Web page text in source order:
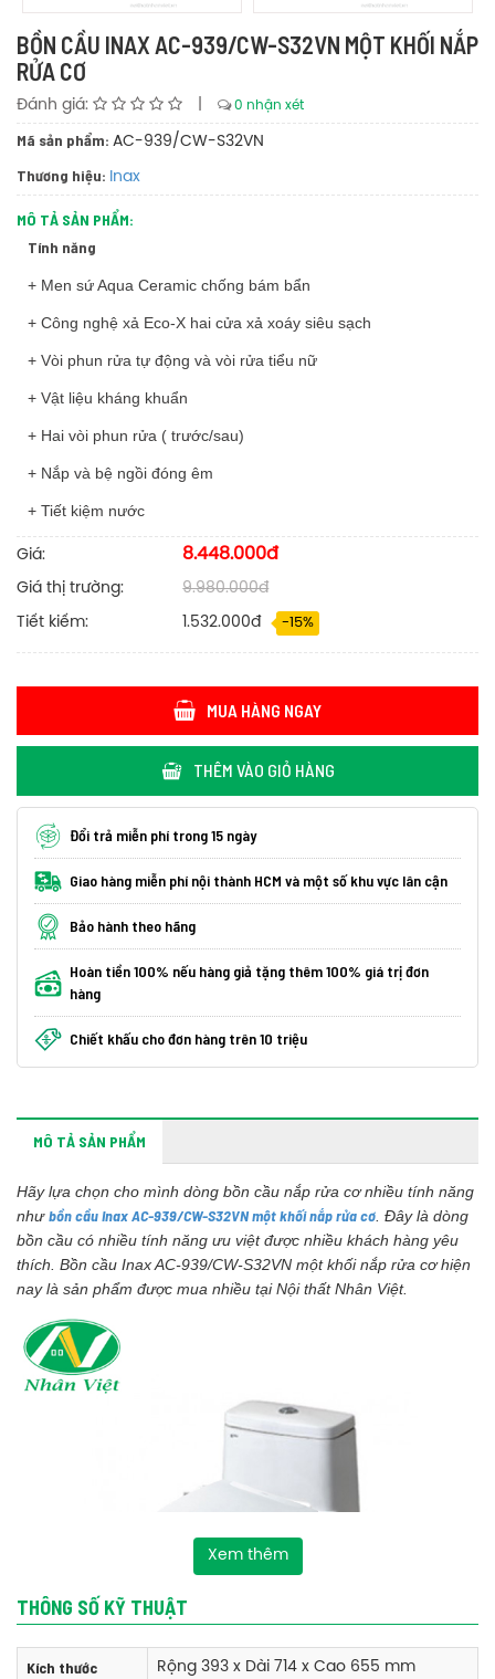
BỒN CẦU INAX AC-939/CW-S32VN MỘT KHỐI NẮP
RỬA CƠ
Đánh giá: 0 nhận xét
Mã sản phẩm: AC-939/CW-S32VN
Thương hiệu: Inax
MÔ TẢ SẢN PHẨM:
Tính năng
+ Men sứ Aqua Ceramic chống bám bẩn
+ Công nghệ xả Eco-X hai cửa xả xoáy siêu sạch
+ Vòi phun rửa tự động và vòi rửa tiểu nữ
+ Vật liệu kháng khuẩn
+ Hai vòi phun rửa ( trước/sau)
+ Nắp và bệ ngồi đóng êm
+ Tiết kiệm nước
Giá: 8.448.000đ
Giá thị trường: 9.980.000đ
Tiết kiếm: 1.532.000đ -15%
MUA HÀNG NGAY
THÊM VÀO GIỎ HÀNG
Đổi trả miễn phí trong 15 ngày
Giao hàng miễn phí nội thành HCM và một số khu vực lân cận
Bảo hành theo hãng
Hoàn tiền 100% nếu hàng giả tặng thêm 100% giá trị đơn
hàng
Chiết khấu cho đơn hàng trên 10 triệu
MÔ TẢ SẢN PHẨM
Hãy lựa chọn cho mình dòng bồn cầu nắp rửa cơ nhiều tính năng
nhưbồn cầu Inax AC-939/CW-S32VN một khối nắp rửa cơ . Đây là dòng
bồn cầu có nhiều tính năng ưu việt được nhiều khách hàng yêu
thích. Bồn cầu Inax AC-939/CW-S32VN một khối nắp rửa cơ hiện
nay là sản phẩm được mua nhiều tại Nội thất Nhân Việt.
Xem thêm
THÔNG SỐ KỸ THUẬT
Kích thước Rộng 393 x Dài 714 x Cao 655 mm